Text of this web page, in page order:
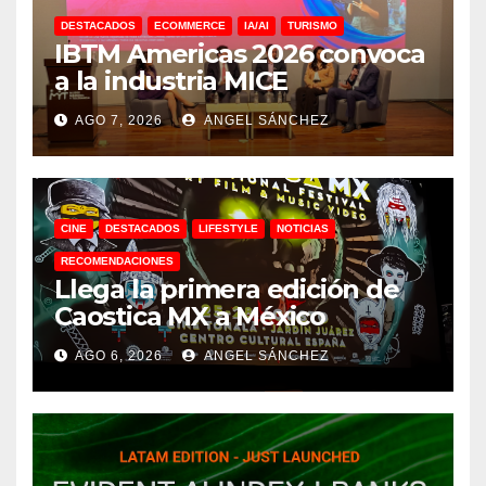
DESTACADOS ECOMMERCE IA/AI TURISMO
IBTM Americas 2026 convoca
a la industria MICE
AGO 7, 2026 ANGEL SÁNCHEZ
CINE DESTACADOS LIFESTYLE NOTICIAS
RECOMENDACIONES
Llega la primera edición de
Caostica MX a México
AGO 6, 2026 ANGEL SÁNCHEZ